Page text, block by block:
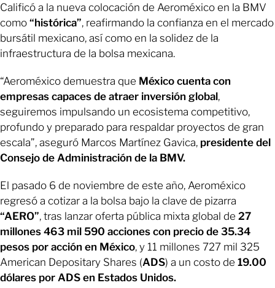
Calificó a la nueva colocación de Aeroméxico en la BMV
como “histórica”, reafirmando la confianza en el mercado
bursátil mexicano, así como en la solidez de la
infraestructura de la bolsa mexicana.
“Aeroméxico demuestra que México cuenta con
empresas capaces de atraer inversión global,
seguiremos impulsando un ecosistema competitivo,
profundo y preparado para respaldar proyectos de gran
escala”, aseguró Marcos Martínez Gavica, presidente del
Consejo de Administración de la BMV.
El pasado 6 de noviembre de este año, Aeroméxico
regresó a cotizar a la bolsa bajo la clave de pizarra
“AERO”, tras lanzar oferta pública mixta global de 27
millones 463 mil 590 acciones con precio de 35.34
pesos por acción en México, y 11 millones 727 mil 325
American Depositary Shares (ADS) a un costo de 19.00
dólares por ADS en Estados Unidos.